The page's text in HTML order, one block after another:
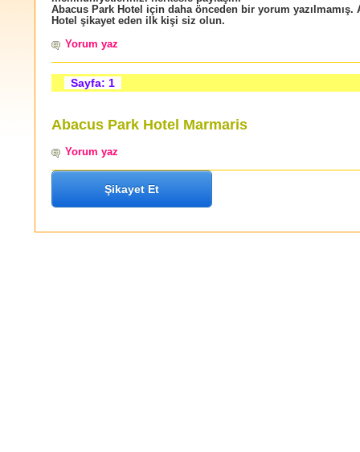
Abacus Park Hotel için daha önceden bir yorum yazılmamış.
Hotel şikayet eden ilk kişi siz olun.
Yorum yaz
Sayfa: 1
Abacus Park Hotel Marmaris
Yorum yaz
Şikayet Et